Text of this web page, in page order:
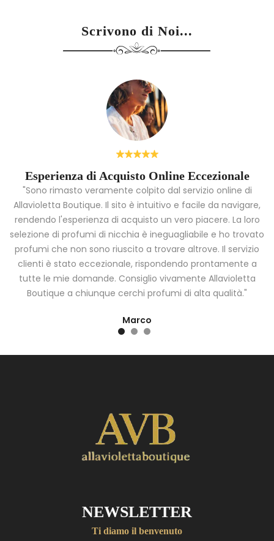
Scrivono di Noi...
Esperienza di Acquisto Online Eccezionale
"Sono rimasto veramente colpito dal servizio online di
Allavioletta Boutique. Il sito è intuitivo e facile da navigare,
rendendo l'esperienza di acquisto un vero piacere. La loro
selezione di profumi di nicchia è ineguagliabile e ho trovato
profumi che non sono riuscito a trovare altrove. Il servizio
clienti è stato eccezionale, rispondendo prontamente a
tutte le mie domande. Consiglio vivamente Allavioletta
Boutique a chiunque cerchi profumi di alta qualità."
Marco
NEWSLETTER
Ti diamo il benvenuto